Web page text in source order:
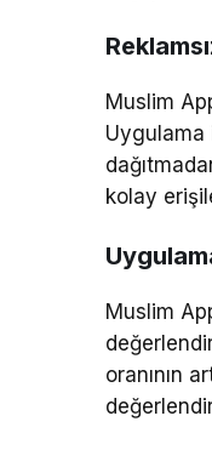
Muslim
Uygulama
kolay
Muslim
oranının